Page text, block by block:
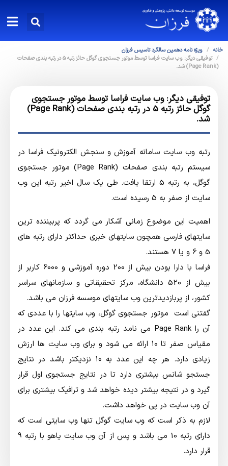
خانه
ویژه نامه دهمین سالگرد تاسیس فرزان
توفیقی دیگر: وب سایت فراسا توسط موتور جستجوی گوگل حائز رتبه 5 در رتبه بندی صفحات
(Page Rank) شد.
توفیقی دیگر: وب سایت فراسا توسط موتور جستجوی
گوگل حائز رتبه 5 در رتبه بندی صفحات (Page Rank)
شد.
رتبه وب سایت سامانه آموزش و سنجش الکترونیک فراسا در
سیستم رتبه بندی صفحات (Page Rank) موتور جستجوی
گوگل، به رتبه 5 ارتقا یافت. طی یک سال اخیر رتبه این وب
سایت از صفر به 5 رسیده است.
اهمیت این موضوع زمانی آشکار می گردد که پربیننده ترین
سایتهای فارسی همچون سایتهای خبری حداکثر دارای رتبه های
5 و 6 و یا 7 هستند.
فراسا با دارا بودن بیش از 200 دوره آموزشی و 6000 کاربر از
بیش از 520 دانشگاه، مرکز تحقیقاتی و سازمانهای سراسر
کشور، از پربازدیدترین وب سایتهای موسسه فرزان می باشد.
گفتنی است موتور جستجوی گوگل، وب سایتها را با عددی که
آن را Page Rank می نامد رتبه بندی می کند. این عدد در
مقیاس صفر تا ۱۰ ارائه می شود و برای وب سایت ها ارزش
زیادی دارد. هر چه این عدد به ۱۰ نزدیکتر باشد در نتایج
جستجو شانس بیشتری دارد تا در نتایج جستجوی اول قرار
گیرد و در نتیجه بیشتر دیده خواهد شد و ترافیک بیشتری برای
آن وب سایت در پی خواهد داشت.
لازم به ذکر است که وب سایت گوگل تنها وب سایتی است که
دارای رتبه 10 می باشد و پس از آن وب سایت یاهو با رتبه 9
قرار دارد.